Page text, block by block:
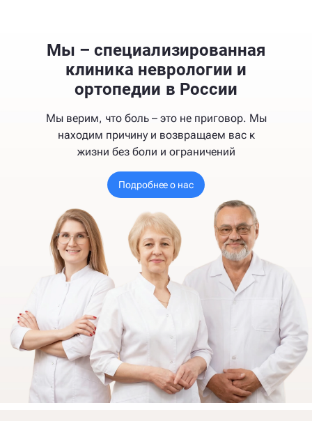
Мы – специализированная
клиника неврологии и
ортопедии в России
Мы верим, что боль – это не приговор. Мы
находим причину и возвращаем вас к
жизни без боли и ограничений
Подробнее о нас